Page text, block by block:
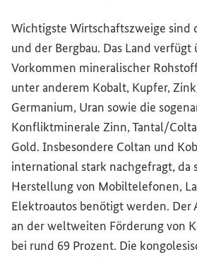
Wichtigste Wirtschaftszweige sind
und der Bergbau. Das Land
Vorkommen mineralischer
unter anderem Kobalt, Kupfer,
Germanium, Uran sowie die
Konfliktminerale Zinn, Tantal/
Gold. Insbesondere Coltan und
international stark nachgefragt, da
Herstellung von Mobiltelefonen,
Elektroautos benötigt werden. Der
an der weltweiten Förderung von
bei rund 69 Prozent. Die